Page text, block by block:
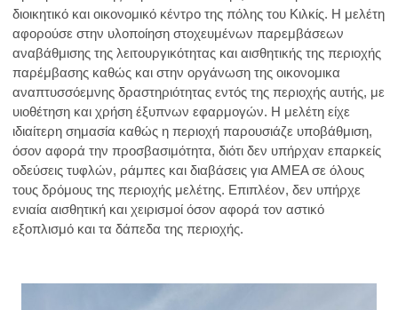
διοικητικό και οικονομικό κέντρο της πόλης του Κιλκίς. Η μελέτη
αφορούσε στην υλοποίηση στοχευμένων παρεμβάσεων
αναβάθμισης της λειτουργικότητας και αισθητικής της περιοχής
παρέμβασης καθώς και στην οργάνωση της οικονομικα
αναπτυσσόεμνης δραστηριότητας εντός της περιοχής αυτής, με
υιοθέτηση και χρήση έξυπνων εφαρμογών. Η μελέτη είχε
ιδιαίτερη σημασία καθώς η περιοχή παρουσιάζε υποβάθμιση,
όσον αφορά την προσβασιμότητα, διότι δεν υπήρχαν επαρκείς
οδεύσεις τυφλών, ράμπες και διαβάσεις για ΑΜΕΑ σε όλους
τους δρόμους της περιοχής μελέτης. Επιπλέον, δεν υπήρχε
ενιαία αισθητική και χειρισμοί όσον αφορά τον αστικό
εξοπλισμό και τα δάπεδα της περιοχής.